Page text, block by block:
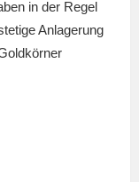
in der Regel
Anlagerung